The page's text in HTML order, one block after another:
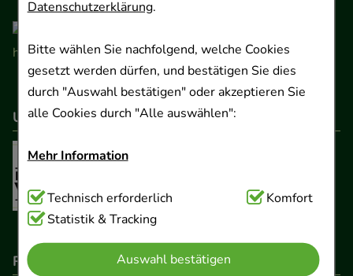
Datenschutzerklärung.
Bitte wählen Sie nachfolgend, welche Cookies
gesetzt werden dürfen, und bestätigen Sie dies
durch "Auswahl bestätigen" oder akzeptieren Sie
alle Cookies durch "Alle auswählen":
Mehr Information
Technisch Notwendig:Hierbei handelt es sich um
Cookies, die für die Grundfunktionen unserer
Website notwendig sind (z.B. Navigation,
Warenkorb, Kundenkonto), weshalb auf diese nicht
Technisch erforderlich
Komfort
Statistik & Tracking
Auswahl bestätigen
Unser Netzwerk
Rechtliche Pflichtangaben